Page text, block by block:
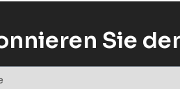
Sie